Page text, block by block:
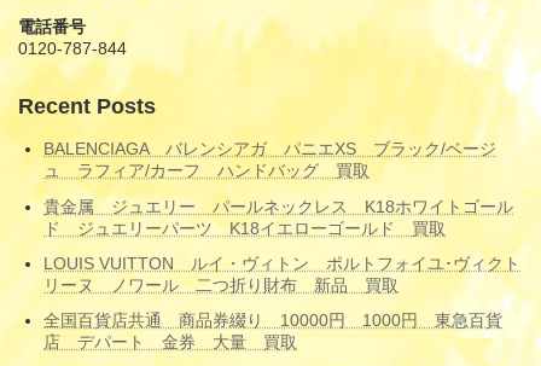
電話番号
0120-787-844
Recent Posts
BALENCIAGA バレンシアガ パニエXS ブラック/ベージ
ュ ラフィア/カーフ ハンドバッグ 買取
貴金属 ジュエリー パールネックレス K18ホワイトゴール
ド ジュエリーパーツ K18イエローゴールド 買取
LOUIS VUITTON ルイ・ヴィトン ポルトフォイユ･ヴィクト
リーヌ ノワール 二つ折り財布 新品 買取
全国百貨店共通 商品券綴り 10000円 1000円 東急百貨
店 デパート 金券 大量 買取